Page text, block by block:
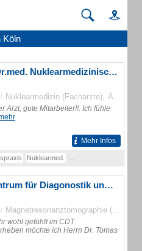
Köln
Hünermann Bernd Prof. Dr.med. Nuklearmedizinische Gemeinschaftspraxis
Nuklearmedizin (Fachärzte) Ärzte: Strahlentherapie (Fachärzte)
Arzt, gute Mitarbeiter!!. Ich fühle
Mehr Infos
Nuklearmed.
Strahleninstitut - CDT Centrum für Diagonostik und Therapie GmbH
(Zusatzweiterbildung)
wohl gefühlt im CDT
möchte ich Herrn Dr. Tomas